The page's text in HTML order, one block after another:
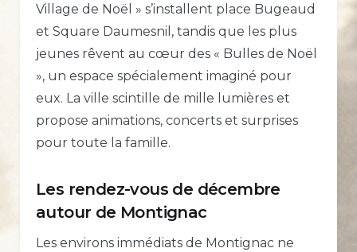
Village de Noël » s’installent place Bugeaud
et Square Daumesnil, tandis que les plus
jeunes rêvent au cœur des « Bulles de Noël
», un espace spécialement imaginé pour
eux. La ville scintille de mille lumières et
propose animations, concerts et surprises
pour toute la famille.
Les rendez-vous de décembre
autour de Montignac
Les environs immédiats de Montignac ne